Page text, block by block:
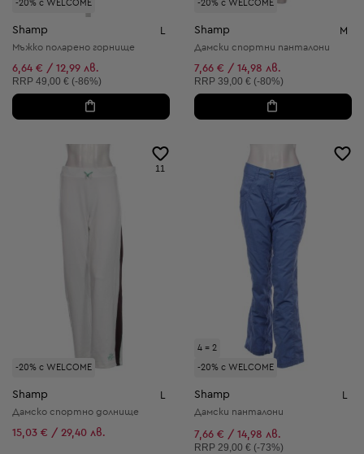
-20% с WELCOME
Shamp L
Мъжко поларено горнище
6,64 € / 12,99 лв.
Препоръчителна цена:
RRP 49,00 € (-86%)
-20% с WELCOME
Shamp M
Дамски спортни панталони
7,66 € / 14,98 лв.
Препоръчителна цена:
RRP 39,00 € (-80%)
-20% с WELCOME
11
Shamp L
Дамско спортно долнище
15,03 € / 29,40 лв.
4 = 2
-20% с WELCOME
Shamp L
Дамски панталони
7,66 € / 14,98 лв.
Препоръчителна цена:
RRP 29,00 € (-73%)